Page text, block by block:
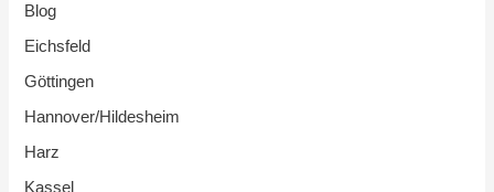
Blog
Eichsfeld
Göttingen
Hannover/Hildesheim
Harz
Kassel